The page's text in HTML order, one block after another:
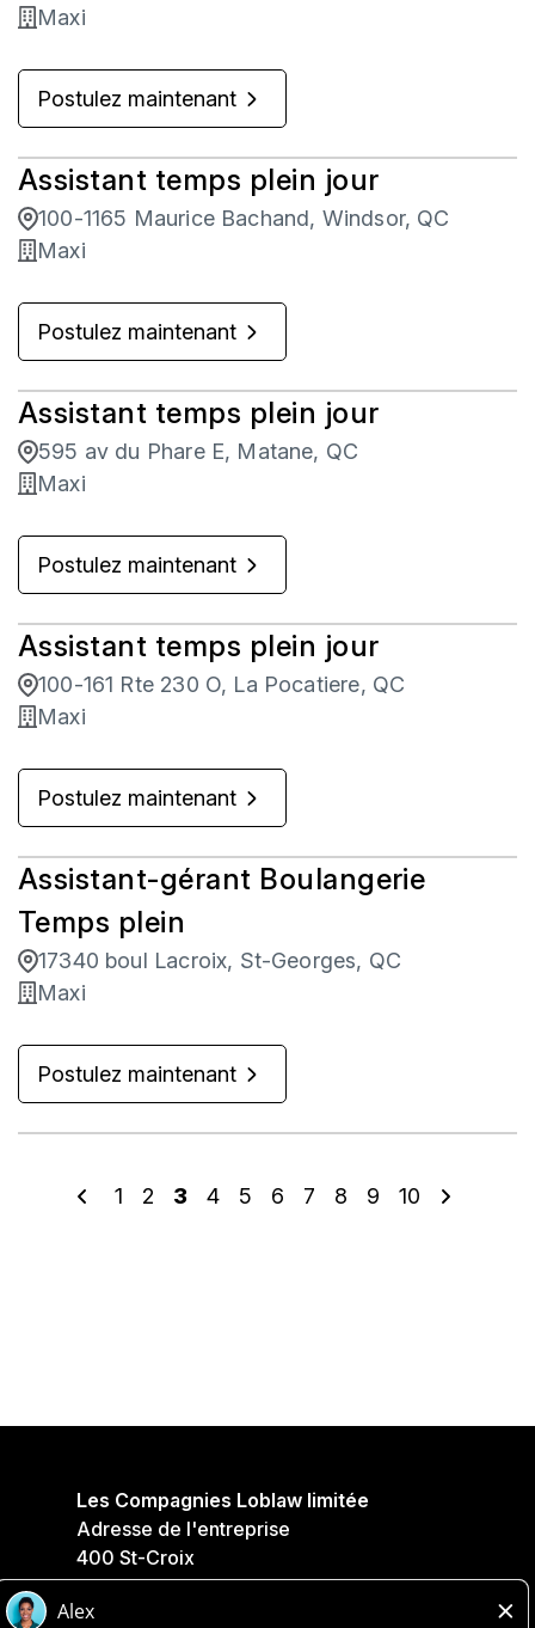
Maxi
Postulez maintenant
Assistant temps plein jour
100-1165 Maurice Bachand, Windsor, QC
Maxi
Postulez maintenant
Assistant temps plein jour
595 av du Phare E, Matane, QC
Maxi
Postulez maintenant
Assistant temps plein jour
100-161 Rte 230 O, La Pocatiere, QC
Maxi
Postulez maintenant
Assistant-gérant Boulangerie
Temps plein
17340 boul Lacroix, St-Georges, QC
Maxi
Postulez maintenant
1 2 3 4 5 6 7 8 9 10
Les Compagnies Loblaw limitée
Adresse de l'entreprise
400 St-Croix
Saint-Laurent, QC
H4N 3K4